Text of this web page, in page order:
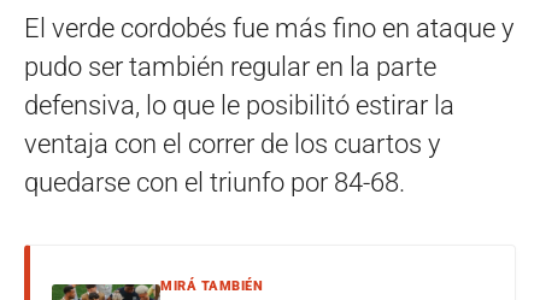
El verde cordobés fue más fino en ataque y
pudo ser también regular en la parte
defensiva, lo que le posibilitó estirar la
ventaja con el correr de los cuartos y
quedarse con el triunfo por 84-68.
MIRÁ TAMBIÉN